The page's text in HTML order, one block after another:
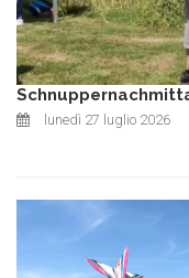
lunedì 27 luglio 2026